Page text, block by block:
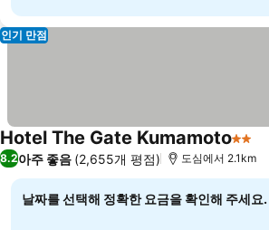
인기 만점
Hotel The Gate Kumamoto2 성급
8.2아주 좋음 (2,655개 평점) 도심에서 2.1km
날짜를 선택해 정확한 요금을 확인해 주세요.